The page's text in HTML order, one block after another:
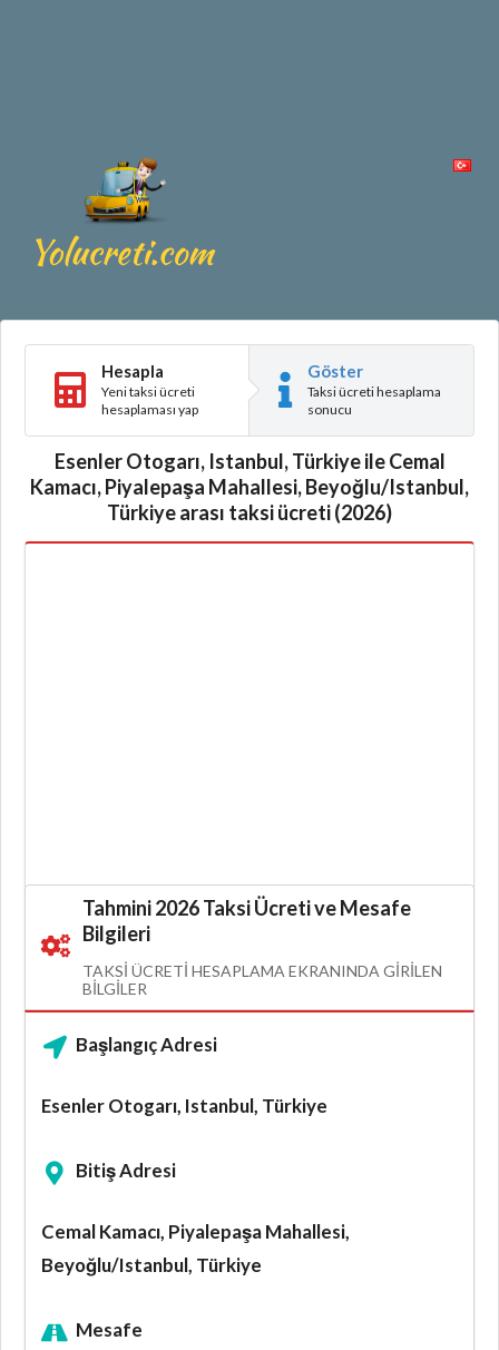
Hesapla
Yeni taksi ücreti
hesaplaması yap
Göster
Taksi ücreti hesaplama
sonucu
Esenler Otogarı, Istanbul, Türkiye ile Cemal
Kamacı, Piyalepaşa Mahallesi, Beyoğlu/Istanbul,
Türkiye arası taksi ücreti (2026)
Tahmini 2026 Taksi Ücreti ve Mesafe
Bilgileri
TAKSI ÜCRETI HESAPLAMA EKRANINDA GIRILEN
BILGILER
Başlangıç Adresi
Esenler Otogarı, Istanbul, Türkiye
Bitiş Adresi
Cemal Kamacı, Piyalepaşa Mahallesi,
Beyoğlu/Istanbul, Türkiye
Mesafe